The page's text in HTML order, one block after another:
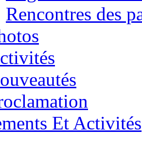
Rencontres des
Et Activités